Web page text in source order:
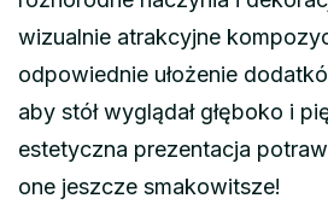
wizualnie atrakcyjne
odpowiednie ułożenie
aby stół wyglądał głęboko i
estetyczna prezentacja
one jeszcze smakowitsze!